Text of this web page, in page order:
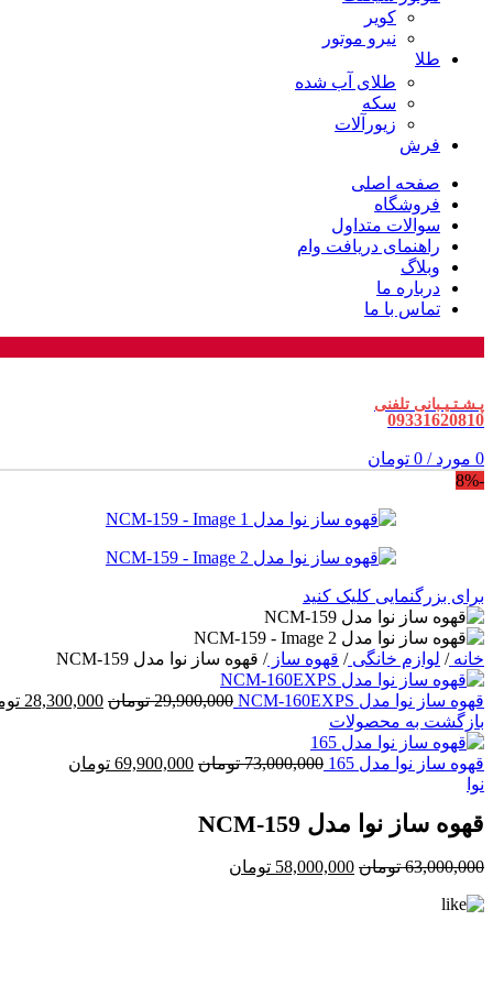
کویر
نیرو موتور
طلا
طلای آب شده
سکه
زیورآلات
فرش
صفحه اصلی
فروشگاه
سوالات متداول
راهنمای دریافت وام
وبلاگ
درباره ما
تماس با ما
پـشـتـیـبانی تلفنی
09331620810
0 مورد /
0 تومان
-8%
برای بزرگنمایی کلیک کنید
خانه/ لوازم خانگی/ قهوه ساز/ قهوه ساز نوا مدل NCM-159
قهوه ساز نوا مدل NCM-160EXPS 29,900,000 تومان قیمت
بود.
28,300,000
بازگشت به محصولات
قهوه ساز نوا مدل 165 73,000,000 تومان قیمت
69,900,000 تومان
نوا
قهوه ساز نوا مدل NCM-159
63,000,000 تومان قیمت
58,000,000 تومان